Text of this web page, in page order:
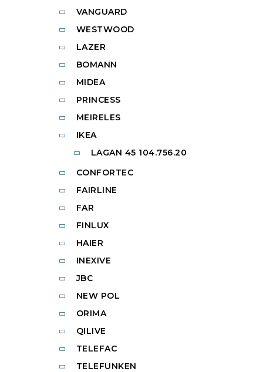
VANGUARD
WESTWOOD
LAZER
BOMANN
MIDEA
PRINCESS
MEIRELES
IKEA
LAGAN 45 104.756.20
CONFORTEC
FAIRLINE
FAR
FINLUX
HAIER
INEXIVE
JBC
NEW POL
ORIMA
QILIVE
TELEFAC
TELEFUNKEN